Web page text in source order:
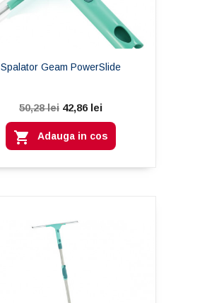
Spalator Geam PowerSlide
50,28 lei 42,86 lei
 Adauga in cos